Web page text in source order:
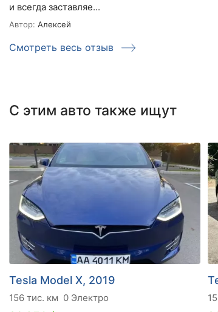
и всегда заставляе...
Автор: Алексей
Смотреть весь отзыв
С этим авто также ищут
Tesla Model X, 2019
156 тис. км 0 Электро